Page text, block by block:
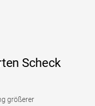
Scheck
größerer